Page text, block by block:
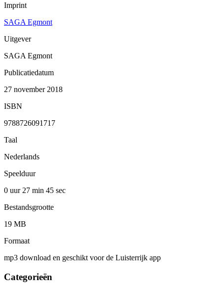
Imprint
SAGA Egmont
Uitgever
SAGA Egmont
Publicatiedatum
27 november 2018
ISBN
9788726091717
Taal
Nederlands
Speelduur
0 uur 27 min 45 sec
Bestandsgrootte
19 MB
Formaat
mp3 download en geschikt voor de Luisterrijk app
Categorieën